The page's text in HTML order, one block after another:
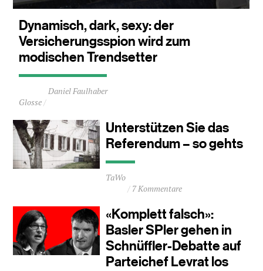
Dynamisch, dark, sexy: der
Versicherungsspion wird zum
modischen Trendsetter
Durchschnittliche
Lesezeit
ca.
1
Minuten
Glosse
Daniel Faulhaber
Unterstützen Sie das
Referendum – so gehts
Durchschnittliche
Lesezeit
Minuten
TaWo
7 Kommentare
«Komplett falsch»:
Basler SPler gehen in
Schnüffler-Debatte auf
Parteichef Levrat los